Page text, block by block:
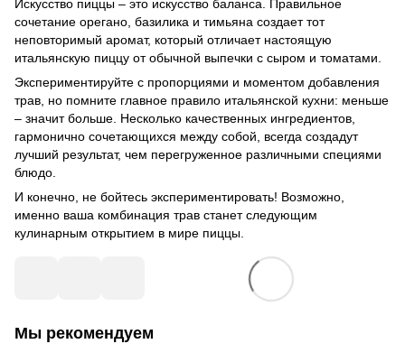
Искусство пиццы – это искусство баланса. Правильное
сочетание орегано, базилика и тимьяна создает тот
неповторимый аромат, который отличает настоящую
итальянскую пиццу от обычной выпечки с сыром и томатами.
Экспериментируйте с пропорциями и моментом добавления
трав, но помните главное правило итальянской кухни: меньше
– значит больше. Несколько качественных ингредиентов,
гармонично сочетающихся между собой, всегда создадут
лучший результат, чем перегруженное различными специями
блюдо.
И конечно, не бойтесь экспериментировать! Возможно,
именно ваша комбинация трав станет следующим
кулинарным открытием в мире пиццы.
Мы рекомендуем